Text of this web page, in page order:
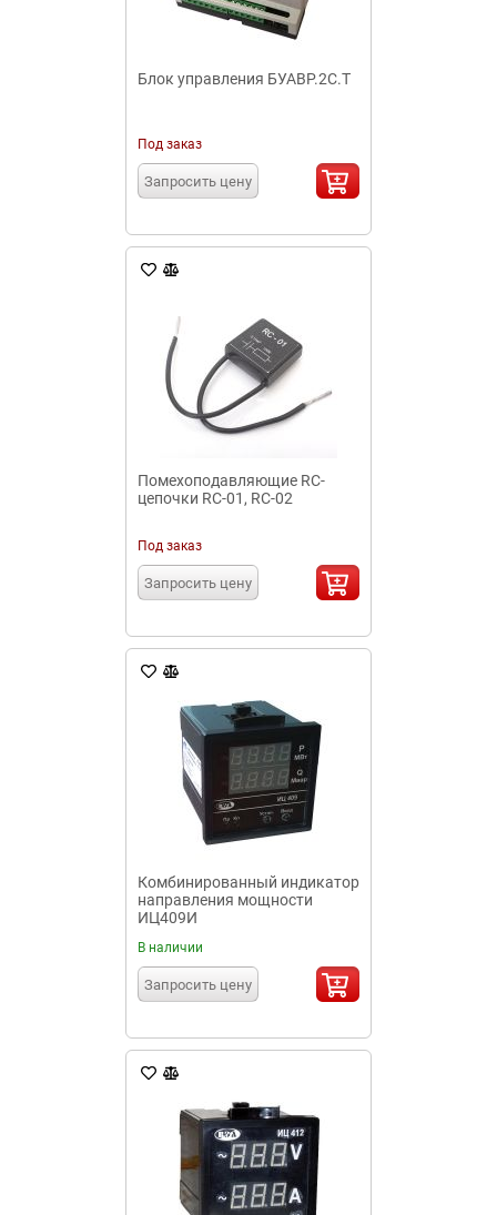
Блок управления БУАВР.2С.Т
Под заказ
Запросить цену
Помехоподавляющие RC-
цепочки RC-01, RC-02
Под заказ
Запросить цену
Комбинированный индикатор
направления мощности
ИЦ409И
В наличии
Запросить цену